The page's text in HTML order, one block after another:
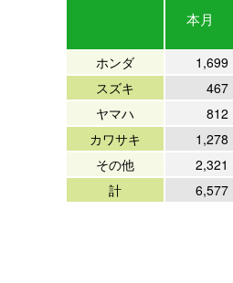
本月
ホンダ 1,699
スズキ
467
ヤマハ
812
カワサキ
1,278
その他
2,321
計
6,577